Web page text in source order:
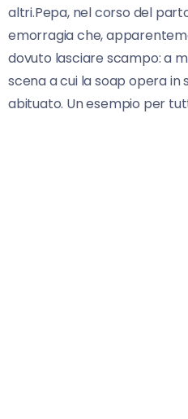
altri.Pepa, nel corso del
emorragia che,
dovuto lasciare scampo: a
scena a cui la soap opera in
abituato. Un esempio per